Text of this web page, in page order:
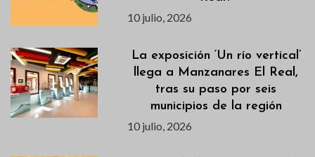
10 julio, 2026
La exposición ‘Un río vertical’
llega a Manzanares El Real,
tras su paso por seis
municipios de la región
10 julio, 2026